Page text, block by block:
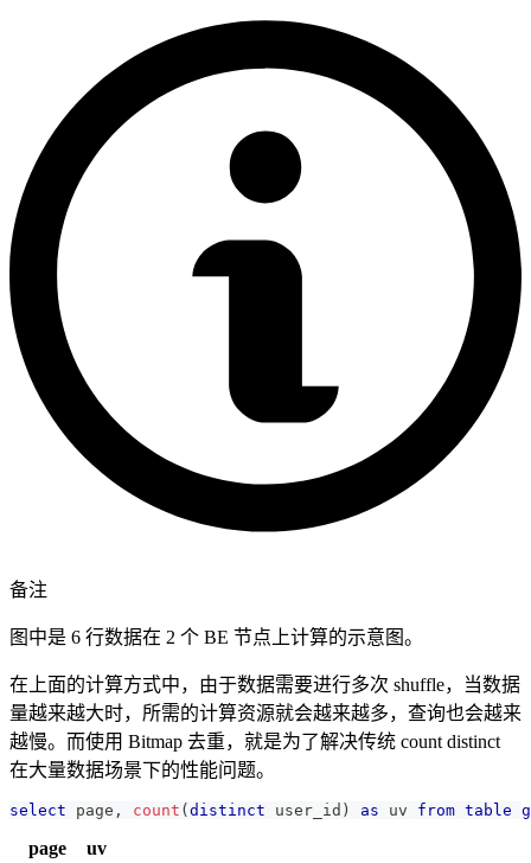
备注
图中是 6 行数据在 2 个 BE 节点上计算的示意图。
在上面的计算方式中，由于数据需要进行多次 shuffle，当数据
量越来越大时，所需的计算资源就会越来越多，查询也会越来
越慢。而使用 Bitmap 去重，就是为了解决传统 count distinct
在大量数据场景下的性能问题。
select page , count ( distinct user_id ) as uv from table
page
uv